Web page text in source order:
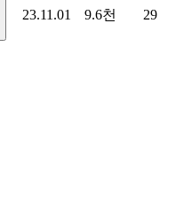
23.11.01 9.6천 29